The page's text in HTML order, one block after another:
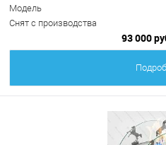
Модель
Снят с производства
93 000